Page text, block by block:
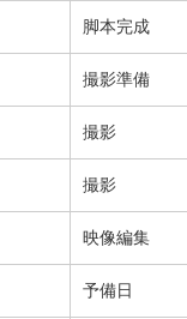
脚本完成
撮影準備
撮影
撮影
映像編集
予備日